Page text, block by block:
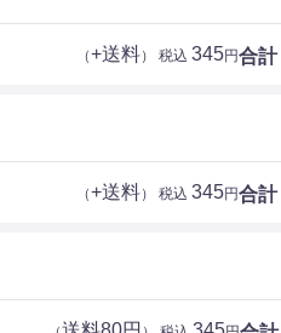
合計
（+送料） 税込 345円
合計
（+送料） 税込 345円